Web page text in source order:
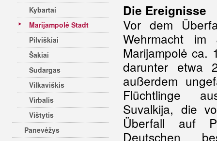
Kybartai
Marijampolė Stadt
Pilviškiai
Šakiai
Sudargas
Vilkaviškis
Virbalis
Vištytis
Panevėžys
Die Ereignisse
Vor dem
Wehrmacht
Marijampolė ca.
darunter etwa
außerdem
Flüchtlinge
Suvalkija, die
Überfall auf
Deutschen